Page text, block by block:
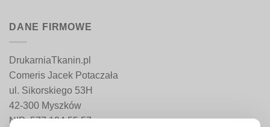
DANE FIRMOWE
DrukarniaTkanin.pl
Comeris Jacek Potaczała
ul. Sikorskiego 53H
42-300 Myszków
NIP: 577 194 55 57